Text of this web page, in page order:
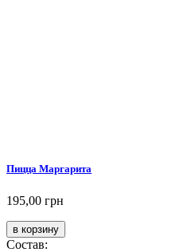
Пицца Маргарита
195,00 грн
Состав: